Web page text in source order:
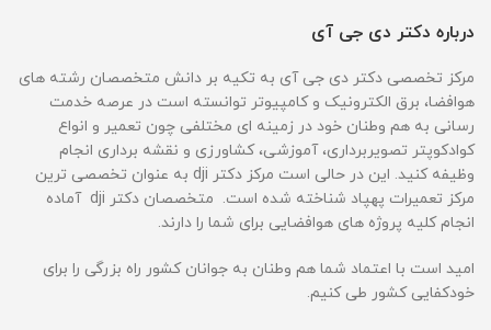
درباره دکتر دی جی آی
مرکز تخصصی دکتر دی جی آی به تکیه بر دانش متخصصان رشته های
هوافضا، برق الکترونیک و کامپیوتر توانسته است در عرصه خدمت
رسانی به هم وطنان خود در زمینه ای مختلفی چون تعمیر و انواع
کوادکوپتر تصویربرداری، آموزشی، کشاورزی و نقشه برداری انجام
وظیفه کنید. این در حالی است مرکز دکتر dji به عنوان تخصصی ترین
مرکز تعمیرات پهپاد شناخته شده است. متخصصان دکتر dji آماده
انجام کلیه پروژه های هوافضایی برای شما را دارند.
امید است با اعتماد شما هم وطنان به جوانان کشور راه بزرگی را برای
خودکفایی کشور طی کنیم.